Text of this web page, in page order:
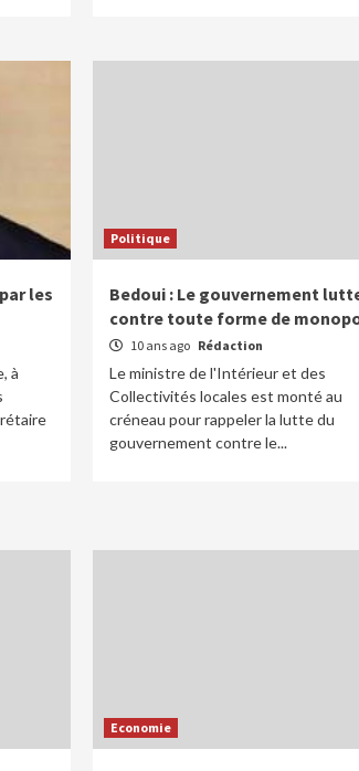
les
à
Politique
Bedoui : Le gouvernement
contre toute forme de
10 ans ago Rédaction
Le ministre de l'Intérieur et des
Collectivités locales est monté au
créneau pour rappeler la lutte du
gouvernement contre le...
Economie